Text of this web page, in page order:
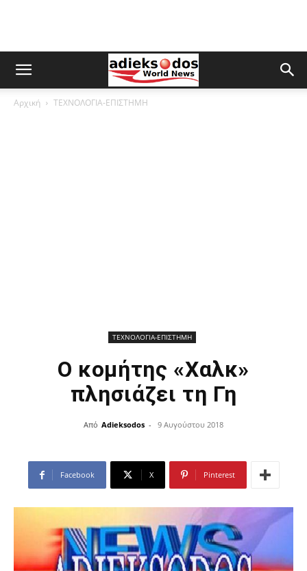
Αρχική ΤΕΧΝΟΛΟΓΙΑ-ΕΠΙΣΤΗΜΗ
ΤΕΧΝΟΛΟΓΙΑ-ΕΠΙΣΤΗΜΗ
Ο κομήτης «Χαλκ»
πλησιάζει τη Γη
Από Adieksodos - 9 Αυγούστου 2018
Facebook X Pinterest